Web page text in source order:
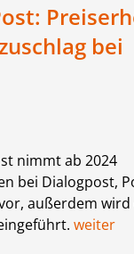
bei
nimmt ab 2024
bei Dialogpost,
außerdem
weiter